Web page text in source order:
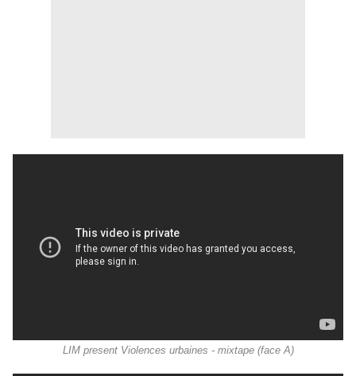
LIM present Violences urbaines - mixtape (face A)